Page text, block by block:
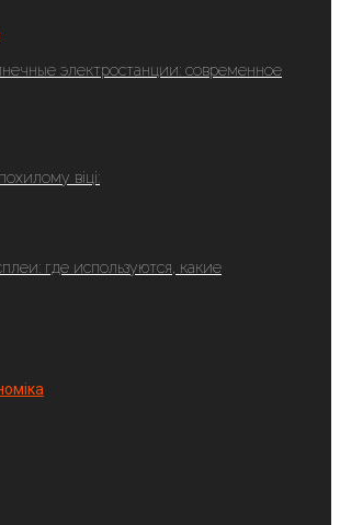
электростанции: современное
віці:
где используются, какие